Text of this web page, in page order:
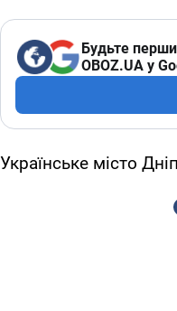
Будьте
OBOZ.UA у
Українське місто